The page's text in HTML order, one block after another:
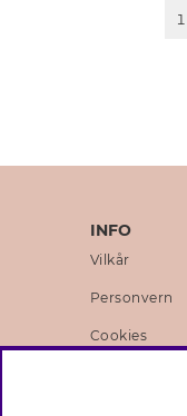
1
INFO
Vilkår
Personvern
Cookies